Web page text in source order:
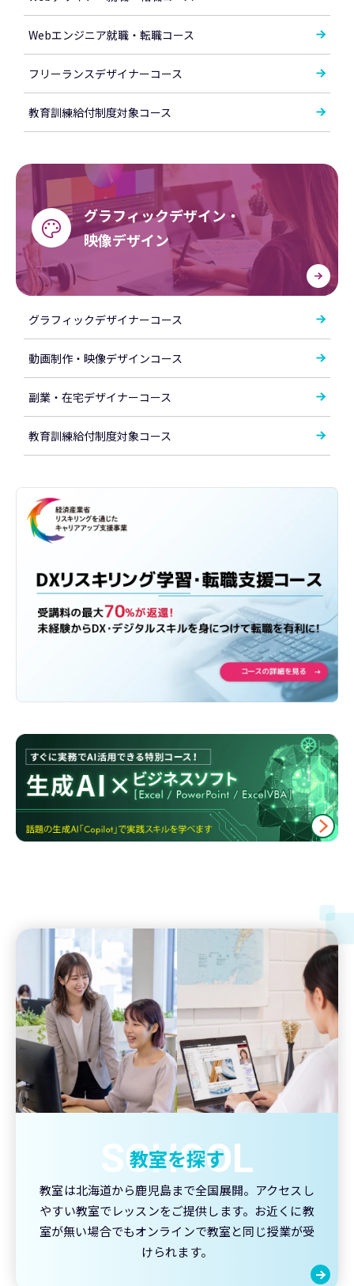
Webエンジニア就職・転職コース
フリーランスデザイナーコース
教育訓練給付制度対象コース
グラフィックデザイン・
映像デザイン
グラフィックデザイナーコース
動画制作・映像デザインコース
副業・在宅デザイナーコース
教育訓練給付制度対象コース
SCHOOL
教室を探す
教室は北海道から鹿児島まで全国展開。アクセスし
やすい教室でレッスンをご提供します。 お近くに教
室が無い場合でもオンラインで教室と同じ授業が受
けられます。